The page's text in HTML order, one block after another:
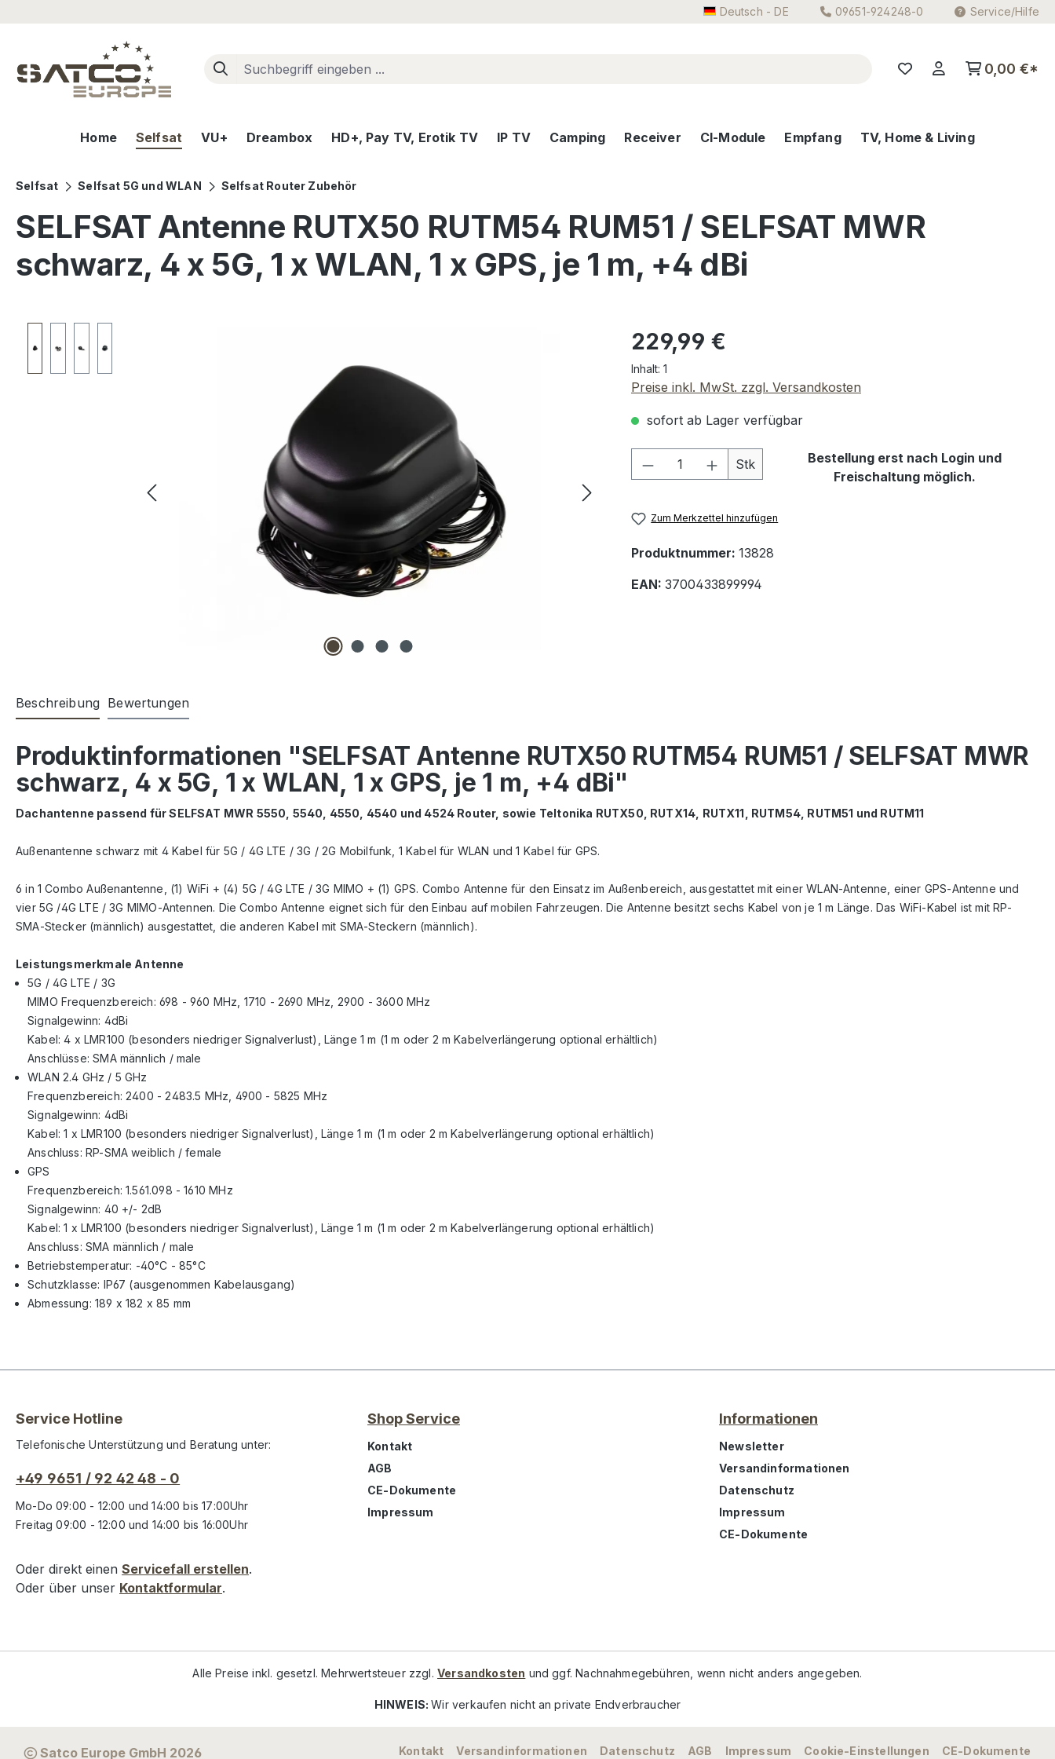
Deutsch - DE 09651-924248-0 Service/Hilfe
0,00 €*
Home Selfsat VU+ Dreambox HD+, Pay TV, Erotik TV IP TV Camping Receiver CI-Module Empfang TV, Home & Living
Selfsat Selfsat 5G und WLAN Selfsat Router Zubehör
SELFSAT Antenne RUTX50 RUTM54 RUM51 / SELFSAT MWR
schwarz, 4 x 5G, 1 x WLAN, 1 x GPS, je 1 m, +4 dBi
Regulärer Preis:
229,99 €
Inhalt: 1
Preise inkl. MwSt. zzgl. Versandkosten
sofort ab Lager verfügbar
Produkt Anzahl: Gib den gewünschten Wert
Stk
Bestellung erst nach Login und
Freischaltung möglich.
Zum Merkzettel hinzufügen
Produktnummer: 13828
EAN: 3700433899994
Beschreibung Bewertungen
Produktinformationen "SELFSAT Antenne RUTX50 RUTM54 RUM51 / SELFSAT MWR
schwarz, 4 x 5G, 1 x WLAN, 1 x GPS, je 1 m, +4 dBi"
Dachantenne passend für SELFSAT MWR 5550, 5540, 4550, 4540 und 4524 Router, sowie Teltonika RUTX50, RUTX14, RUTX11, RUTM54, RUTM51 und RUTM11
Außenantenne schwarz mit 4 Kabel für 5G / 4G LTE / 3G / 2G Mobilfunk, 1 Kabel für WLAN und 1 Kabel für GPS.
6 in 1 Combo Außenantenne, (1) WiFi + (4) 5G / 4G LTE / 3G MIMO + (1) GPS. Combo Antenne für den Einsatz im Außenbereich, ausgestattet mit einer WLAN-Antenne, einer GPS-Antenne und
vier 5G /4G LTE / 3G MIMO-Antennen. Die Combo Antenne eignet sich für den Einbau auf mobilen Fahrzeugen. Die Antenne besitzt sechs Kabel von je 1 m Länge. Das WiFi-Kabel ist mit RP-
SMA-Stecker (männlich) ausgestattet, die anderen Kabel mit SMA-Steckern (männlich).
Leistungsmerkmale Antenne
5G / 4G LTE / 3G
MIMO Frequenzbereich: 698 - 960 MHz, 1710 - 2690 MHz, 2900 - 3600 MHz
Signalgewinn: 4dBi
Kabel: 4 x LMR100 (besonders niedriger Signalverlust), Länge 1 m (1 m oder 2 m Kabelverlängerung optional erhältlich)
Anschlüsse: SMA männlich / male
WLAN 2.4 GHz / 5 GHz
Frequenzbereich: 2400 - 2483.5 MHz, 4900 - 5825 MHz
Signalgewinn: 4dBi
Kabel: 1 x LMR100 (besonders niedriger Signalverlust), Länge 1 m (1 m oder 2 m Kabelverlängerung optional erhältlich)
Anschluss: RP-SMA weiblich / female
GPS
Frequenzbereich: 1.561.098 - 1610 MHz
Signalgewinn: 40 +/- 2dB
Kabel: 1 x LMR100 (besonders niedriger Signalverlust), Länge 1 m (1 m oder 2 m Kabelverlängerung optional erhältlich)
Anschluss: SMA männlich / male
Betriebstemperatur: -40°C - 85°C
Schutzklasse: IP67 (ausgenommen Kabelausgang)
Abmessung: 189 x 182 x 85 mm
Service Hotline
Telefonische Unterstützung und Beratung unter:
+49 9651 / 92 42 48 - 0
Mo-Do 09:00 - 12:00 und 14:00 bis 17:00Uhr
Freitag 09:00 - 12:00 und 14:00 bis 16:00Uhr
Oder direkt einen Servicefall erstellen.
Oder über unser Kontaktformular.
Shop Service
Kontakt
AGB
CE-Dokumente
Impressum
Informationen
Newsletter
Versandinformationen
Datenschutz
Impressum
CE-Dokumente
Alle Preise inkl. gesetzl. Mehrwertsteuer zzgl. Versandkosten und ggf. Nachnahmegebühren, wenn nicht anders angegeben.
HINWEIS:Wir verkaufen nicht an private Endverbraucher
Satco Europe GmbH 2026 Kontakt Versandinformationen Datenschutz AGB Impressum Cookie-Einstellungen CE-Dokumente